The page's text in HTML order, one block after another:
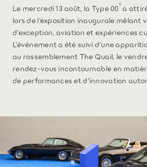
Le mercredi 13 août, la Type 00† a
lors de l’exposition inaugurale mêlant
d’exception, aviation et expériences
L’événement a été suivi d’une
au rassemblement The Quail, le
rendez-vous incontournable en
de performances et d’innovation